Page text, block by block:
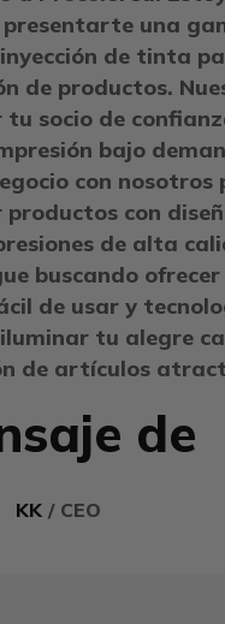
presentarte una
de tinta
de productos.
tu socio de
bajo
con nosotros
con
de alta
buscando
de usar y
tu alegre
de artículos
de
KK / CEO